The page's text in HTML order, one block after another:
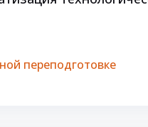
переподготовке